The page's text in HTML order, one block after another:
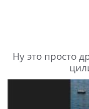
Ну это просто